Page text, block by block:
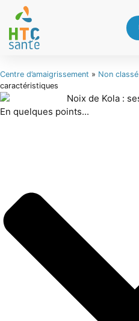
Centre d’amaigrissement » Non classé
caractéristiques
En quelques points...